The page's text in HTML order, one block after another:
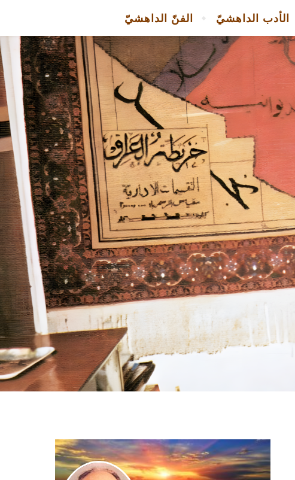
الفنّ الداهشيّ الأدب الداهشيّ